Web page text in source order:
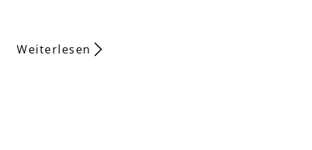
Weiterlesen